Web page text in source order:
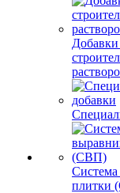
Добавки
плитки